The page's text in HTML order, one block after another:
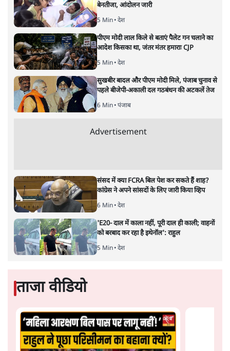
बराबर पर छूटी है। एक राज्य बीजेपी के खाते में गया और एक
राज्य इंडिया गठबंधन के खाते में। लेकिन गोदी मीडिया के लिए
जम्मू-कश्मीर में बीजेपी को मिली हार का कोई मतलब ही नहीं है।
वह हरियाणा में मिली जीत का ढोल बजाकर जम्मू-कश्मीर में
बीजेपी की विफलता को नेपथ्य में डालना चाहता है। जबकि यह
हार सिर्फ़ बीजेपी की नहीं, आरएसएस की पूरी विचारधारा की है।
अनुच्छेद 370 हटाने से लेकर राज्य का दर्जा छीनने तक, मोदी
सरकार ने जम्मू-कश्मीर के साथ जो-जो किया, उसे इंडिया गठबंधन
को जिताकर जनता ने पूरी तरह नकार दिया है।
हरियाणा में कांग्रेस और बीजेपी के बीच एक फ़ीसदी से भी कम
उपज नहीं था। सारे चुनावी सर्वेक्षण एक ही दिशा में इंगित करते हुए
बता रहे थे कि लोगों में बीजेपी सरकार को लेकर भारी नाराज़गी है।
स्वतंत्र पत्रकार और पर्यवेक्षक भी यही बता रहे थे लेकिन बीजेपी
फिर भी जीत गयी। कांग्रेस ने धाँधली के जो आरोप लगाये हैं, वे
काफ़ी गंभीर हैं जिनकी जाँच होना लोकतंत्र पर जनता का भरोसा
बनाये रखने के लिए ज़रूरी है।और पढ़ें
सत्य हिन्दी ऐपडाउनलोडकरें